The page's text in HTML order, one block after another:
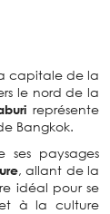
capitale de la
le nord de la
représente
Bangkok.
paysages
, allant de la
idéal pour se
à la culture